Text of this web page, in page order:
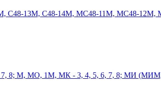
С48-13М, С48-14М, МС48-11М, МС48-
7, 8; М, МО, 1М, МК - 3, 4, 5, 6, 7, 8; МИ